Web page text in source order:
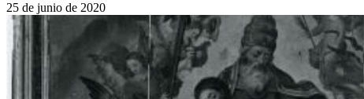
25 de junio de 2020